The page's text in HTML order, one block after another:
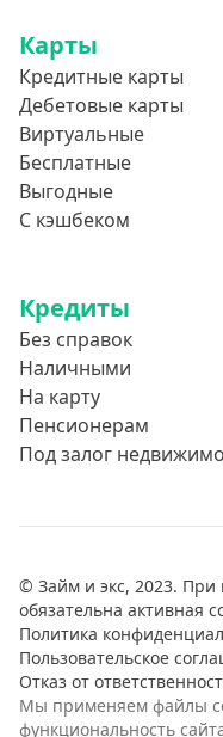
Карты
Кредитные карты
Дебетовые карты
Виртуальные
Бесплатные
Выгодные
С кэшбеком
Кредиты
Без справок
Наличными
На карту
Пенсионерам
Под залог
© Займ и экс, 2023. При
обязательна активная
Политика
Пользовательское
Отказ от
Мы применяем файлы
функциональность